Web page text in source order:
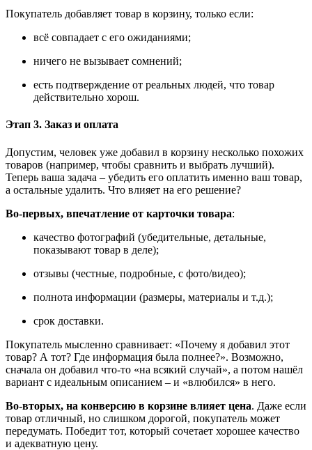
Покупатель добавляет товар в корзину, только если:
всё совпадает с его ожиданиями;
ничего не вызывает сомнений;
есть подтверждение от реальных людей, что товар
действительно хорош.
Этап 3. Заказ и оплата
Допустим, человек уже добавил в корзину несколько похожих
товаров (например, чтобы сравнить и выбрать лучший).
Теперь ваша задача – убедить его оплатить именно ваш товар,
а остальные удалить. Что влияет на его решение?
Во-первых, впечатление от карточки товара:
качество фотографий (убедительные, детальные,
показывают товар в деле);
отзывы (честные, подробные, с фото/видео);
полнота информации (размеры, материалы и т.д.);
срок доставки.
Покупатель мысленно сравнивает: «Почему я добавил этот
товар? А тот? Где информация была полнее?». Возможно,
сначала он добавил что-то «на всякий случай», а потом нашёл
вариант с идеальным описанием – и «влюбился» в него.
Во-вторых, на конверсию в корзине влияет цена. Даже если
товар отличный, но слишком дорогой, покупатель может
передумать. Победит тот, который сочетает хорошее качество
и адекватную цену.